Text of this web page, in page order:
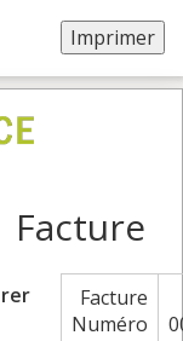
Facture
Facture
Numéro